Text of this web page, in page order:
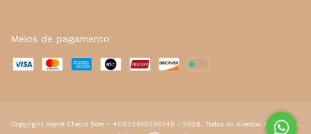
Meios de pagamento
Copyright Ateliê Cheiro Bom - 40802913000146 - 2026. Todos os direitos reservados.